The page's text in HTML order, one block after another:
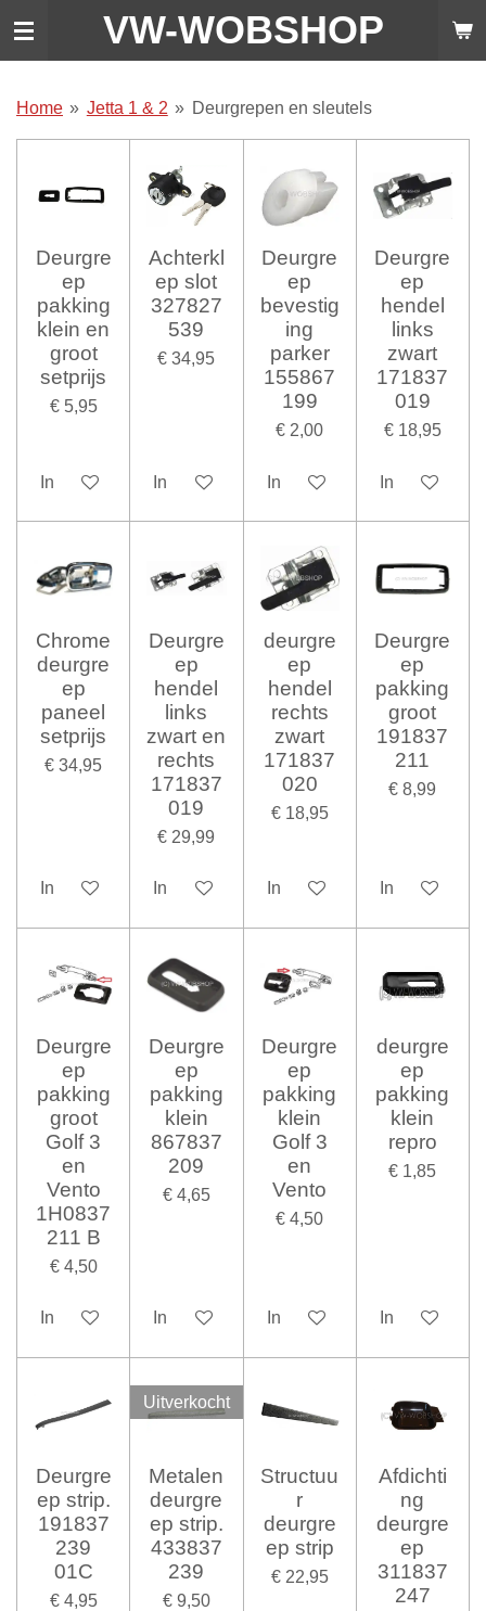
Ga
de
VW-WOBSHOP
Home » Jetta 1 & 2 » Deurgrepen en sleutels
Deurgre
ep
pakking
klein en
groot
setprijs
€ 5,95
In winkelwagen
Achterkl
ep slot
327827
539
€ 34,95
In winkelwagen
Deurgre
ep
bevestig
ing
parker
155867
199
€ 2,00
In winkelwagen
Deurgre
ep
hendel
links
zwart
171837
019
€ 18,95
In
Chrome
deurgre
ep
paneel
setprijs
€ 34,95
In winkelwagen
Deurgre
ep
hendel
links
zwart en
rechts
171837
019
€ 29,99
In winkelwagen
deurgre
ep
hendel
rechts
zwart
171837
020
€ 18,95
In winkelwagen
Deurgre
ep
pakking
groot
191837
211
€ 8,99
In
Deurgre
ep
pakking
groot
Golf 3
en
Vento
1H0837
211 B
€ 4,50
In winkelwagen
Deurgre
ep
pakking
klein
867837
209
€ 4,65
In winkelwagen
Deurgre
ep
pakking
klein
Golf 3
en
Vento
€ 4,50
In winkelwagen
deurgre
ep
pakking
klein
repro
€ 1,85
In
Deurgre
ep strip.
191837
239
01C
€ 4,95
Uitverkocht
Metalen
deurgre
ep strip.
433837
239
€ 9,50
Structuu
r
deurgre
ep strip
€ 22,95
Afdichti
ng
deurgre
ep
311837
247